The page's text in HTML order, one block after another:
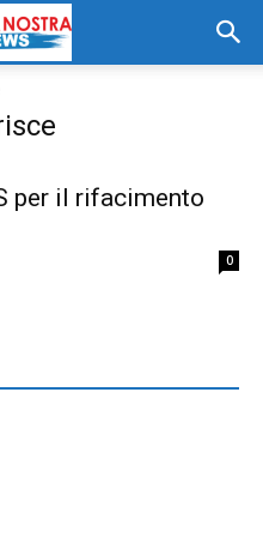
per il rifacimento
0